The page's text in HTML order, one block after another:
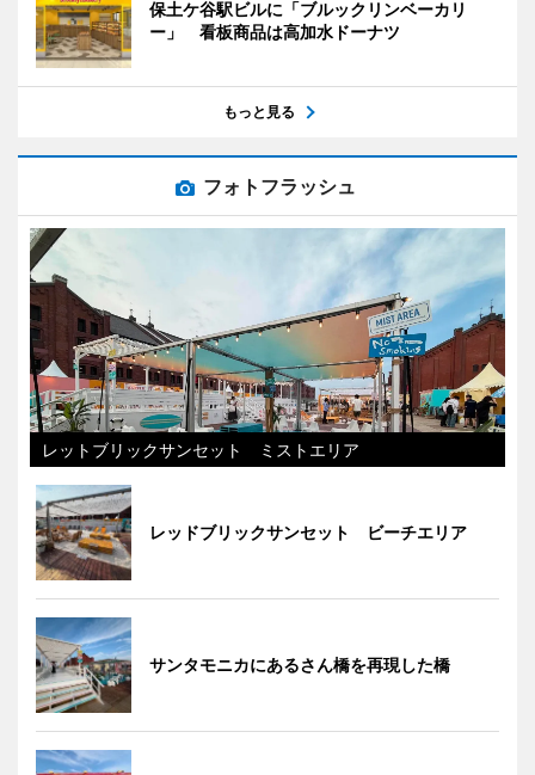
保土ケ谷駅ビルに「ブルックリンベーカリ
ー」 看板商品は高加水ドーナツ
もっと見る
フォトフラッシュ
レットブリックサンセット ミストエリア
レッドブリックサンセット ビーチエリア
サンタモニカにあるさん橋を再現した橋